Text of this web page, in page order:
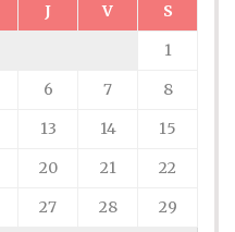
J V
S
1
6 7
8
13 14
15
20 21
22
27 28
29